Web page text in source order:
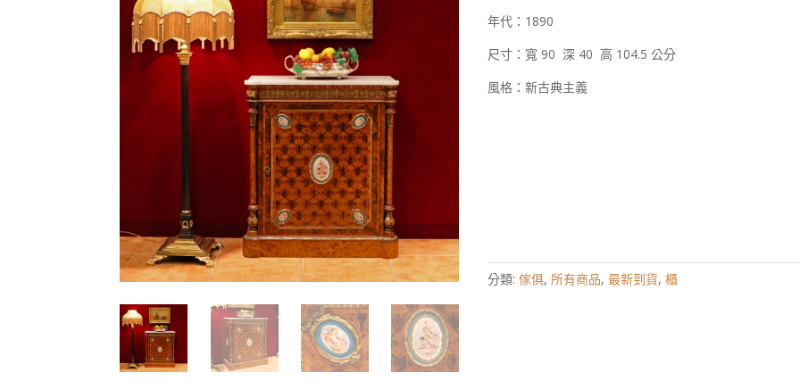
年代：1890
尺寸：寬 90 深 40 高 104.5 公分
風格：新古典主義
分類:傢俱, 所有商品,最新到貨,櫃